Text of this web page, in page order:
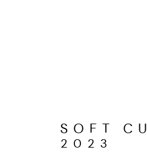
WERKSERIEN –
SOFT
2023